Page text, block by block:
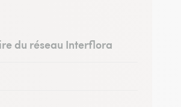
du réseau Interflora